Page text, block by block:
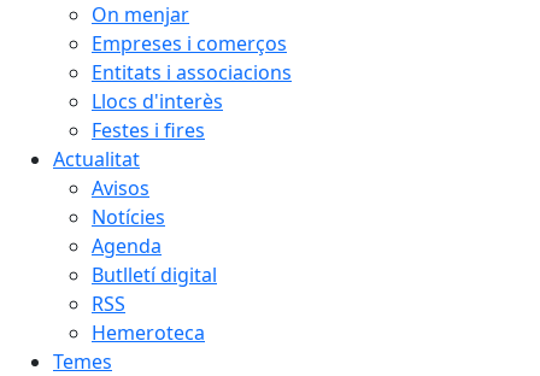
On menjar
Empreses i comerços
Entitats i associacions
Llocs d'interès
Festes i fires
Actualitat
Avisos
Notícies
Agenda
Butlletí digital
RSS
Hemeroteca
Temes